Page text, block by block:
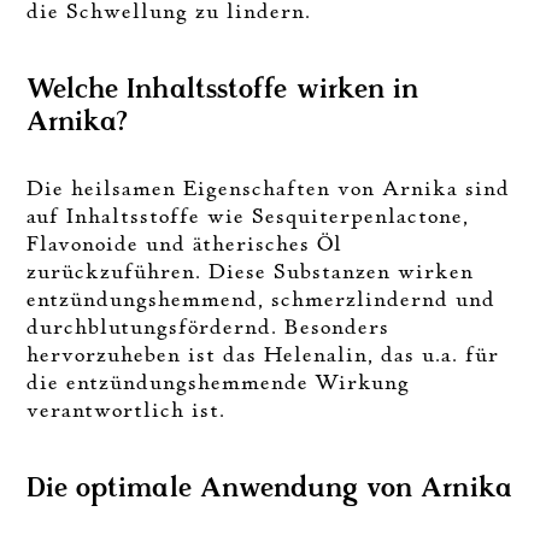
die Schwellung zu lindern.
Welche Inhaltsstoffe wirken in
Arnika?
Die heilsamen Eigenschaften von Arnika sind
auf Inhaltsstoffe wie Sesquiterpenlactone,
Flavonoide und ätherisches Öl
zurückzuführen. Diese Substanzen wirken
entzündungshemmend, schmerzlindernd und
durchblutungsfördernd. Besonders
hervorzuheben ist das Helenalin, das u.a. für
die entzündungshemmende Wirkung
verantwortlich ist.
Die optimale Anwendung von Arnika